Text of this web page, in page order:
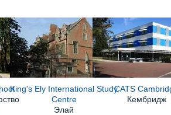
King's Ely International Study
Centre
Элай
CATS
Кембридж